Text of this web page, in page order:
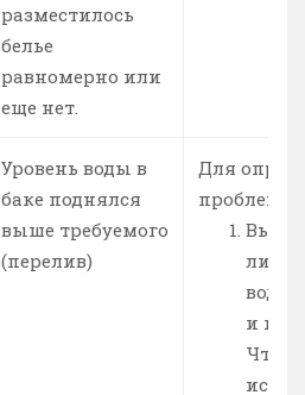
разместилось
белье
равномерно или
еще нет.
Уровень воды в
баке поднялся
выше требуемого
(перелив)
Для
проблемы:
ли
воды,
и